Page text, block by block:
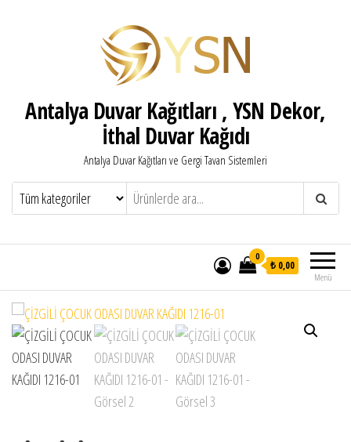
Antalya Duvar Kağıtları , YSN Dekor,
İthal Duvar Kağıdı
Antalya Duvar Kağıtları ve Gergi Tavan Sistemleri
Menü
0
₺ 0,00